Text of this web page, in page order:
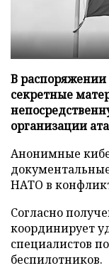
В распоряжении
секретные
организации
Анонимные
НАТО в
Согласно
координирует
специалистов
беспилотников.